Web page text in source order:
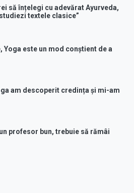
să înțelegi cu adevărat Ayurveda,
textele clasice”
Yoga este un mod conștient de a
am descoperit credința și mi-am
profesor bun, trebuie să rămâi